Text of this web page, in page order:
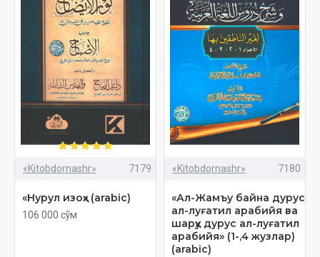
«Kitobdornashr» 7179
«Нурул изоҳ» (arabic)
106 000 сўм
«Kitobdornashr» 7180
«Ал-Жамъу байна дурус
ал-луғатил арабийя ва
шарҳу дурус ал-луғатил
арабийя» (1-,4 жузлар)
(arabic)